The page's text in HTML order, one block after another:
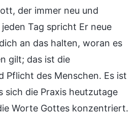
der immer neu und
Tag spricht Er neue
an das halten, woran es
gilt; das ist die
Pflicht des Menschen. Es ist
sich die Praxis heutzutage
Worte Gottes konzentriert.